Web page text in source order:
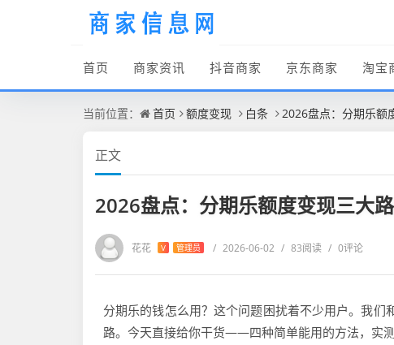
首页 商家资讯 抖音商家 京东商家 淘宝
当前位置： 首页 额度变现 白条 2026盘点：分期乐额
正文
2026盘点：分期乐额度变现三大
花花 V 管理员 / 2026-06-02 / 83阅读 / 0评论
分期乐的钱怎么用？这个问题困扰着不少用户。我
路。今天直接给你干货——四种简单能用的方法，实测